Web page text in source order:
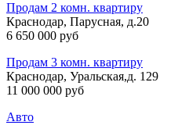
Продам 2 комн. квартиру
Краснодар, Парусная, д.20
6 650 000 руб
Продам 3 комн. квартиру
Краснодар, Уральская,д. 129
11 000 000 руб
Авто